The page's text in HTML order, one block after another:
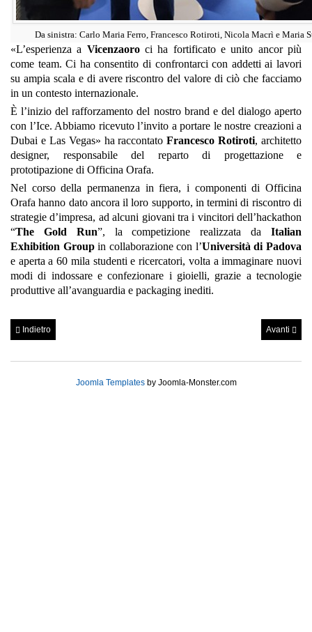
Da sinistra: Carlo Maria Ferro, Francesco Rotiroti, Nicola Macrì e Maria
«L’esperienza a Vicenzaoroci ha fortificato e unito ancor più
come team. Ci ha consentito di confrontarci con addetti ai lavori
su ampia scala e di avere riscontro del valore di ciò che facciamo
in un contesto internazionale.
È l’inizio del rafforzamento del nostro brand e del dialogo aperto
con l’Ice. Abbiamo ricevuto l’invito a portare le nostre creazioni a
Dubai e Las Vegas» ha raccontatoFrancesco Rotiroti, architetto
designer, responsabile del reparto di progettazione e
prototipazione di Officina Orafa.
Nel corso della permanenza in fiera, i componenti di Officina
Orafa hanno dato ancora il loro supporto, in termini di riscontro di
strategie d’impresa, ad alcuni giovani tra i vincitori dell’hackathon
“The Gold Run”, la competizione realizzata daItalian
Exhibition Groupin collaborazione con l’Università di Padova
e aperta a 60 mila studenti e ricercatori, volta a immaginare nuovi
modi di indossare e confezionare i gioielli, grazie a tecnologie
produttive all’avanguardia e packaging inediti.
Indietro Avanti
Joomla Templatesby Joomla-Monster.com